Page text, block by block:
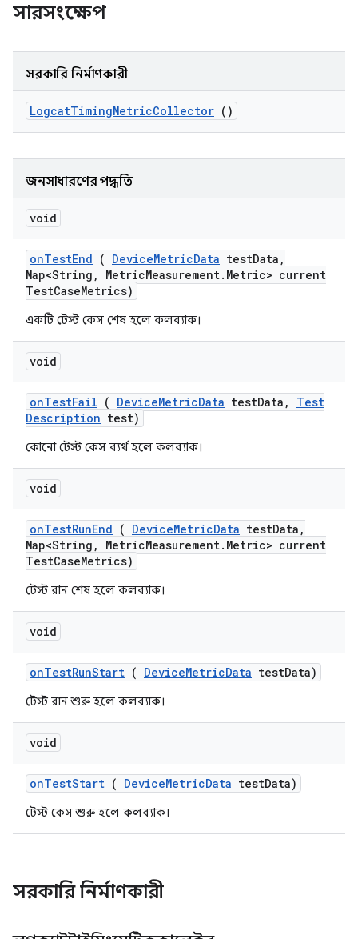
সারসংক্ষেপ
সরকারি নির্মাণকারী
LogcatTimingMetricCollector ()
জনসাধারণের পদ্ধতি
void
onTestEnd ( DeviceMetricData testData ,
Map<String , MetricMeasurement. Metric> current
TestCaseMetrics)
একটি টেস্ট কেস শেষ হলে কলব্যাক।
void
onTestFail ( DeviceMetricData testData ,
Test
Description test)
কোনো টেস্ট কেস ব্যর্থ হলে কলব্যাক।
void
onTestRunEnd ( DeviceMetricData testData ,
Map<String , MetricMeasurement. Metric> current
TestCaseMetrics)
টেস্ট রান শেষ হলে কলব্যাক।
void
onTestRunStart ( DeviceMetricData testData)
টেস্ট রান শুরু হলে কলব্যাক।
void
onTestStart ( DeviceMetricData testData)
টেস্ট কেস শুরু হলে কলব্যাক।
সরকারি নির্মাণকারী